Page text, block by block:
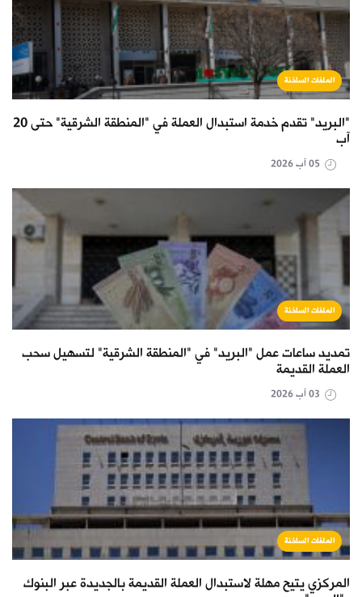
الملفات الساخنة
"البريد" تقدم خدمة استبدال العملة في "المنطقة الشرقية" حتى 20
آب
الملفات الساخنة
تمديد ساعات عمل "البريد" في "المنطقة الشرقية" لتسهيل سحب
العملة القديمة
الملفات الساخنة
المركزي يتيح مهلة لاستبدال العملة القديمة بالجديدة عبر البنوك